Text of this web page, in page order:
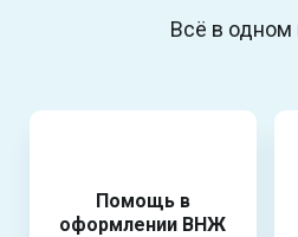
Всё в одном
Помощь в
оформлении ВНЖ